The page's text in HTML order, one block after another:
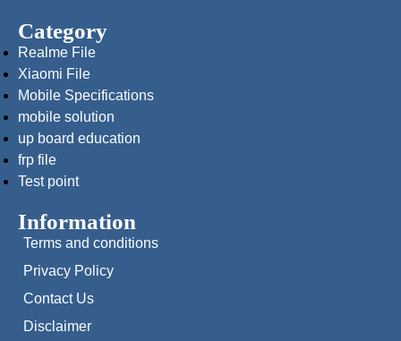
Category
Realme File
Xiaomi File
Mobile Specifications
mobile solution
up board education
frp file
Test point
Information
Terms and conditions
Privacy Policy
Contact Us
Disclaimer